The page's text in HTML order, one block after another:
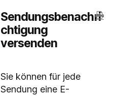
Sendungsbenachri
chtigung
versenden
Sie können für jede
Sendung eine E-